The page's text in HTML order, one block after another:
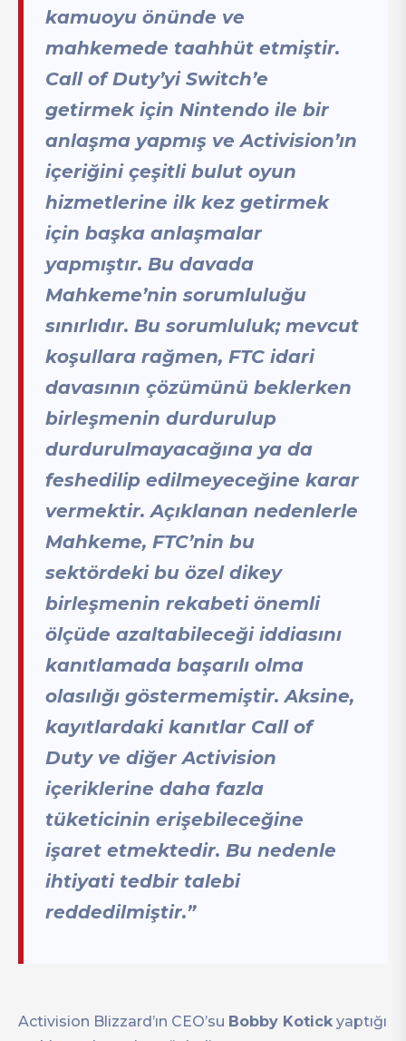
kamuoyu önünde ve
mahkemede taahhüt etmiştir.
Call of Duty’yi Switch’e
getirmek için Nintendo ile bir
anlaşma yapmış ve Activision’ın
içeriğini çeşitli bulut oyun
hizmetlerine ilk kez getirmek
için başka anlaşmalar
yapmıştır. Bu davada
Mahkeme’nin sorumluluğu
sınırlıdır. Bu sorumluluk; mevcut
koşullara rağmen, FTC idari
davasının çözümünü beklerken
birleşmenin durdurulup
durdurulmayacağına ya da
feshedilip edilmeyeceğine karar
vermektir. Açıklanan nedenlerle
Mahkeme, FTC’nin bu
sektördeki bu özel dikey
birleşmenin rekabeti önemli
ölçüde azaltabileceği iddiasını
kanıtlamada başarılı olma
olasılığı göstermemiştir. Aksine,
kayıtlardaki kanıtlar Call of
Duty ve diğer Activision
içeriklerine daha fazla
tüketicinin erişebileceğine
işaret etmektedir. Bu nedenle
ihtiyati tedbir talebi
reddedilmiştir.”
Activision Blizzard’ın CEO’su Bobby Kotick yaptığı